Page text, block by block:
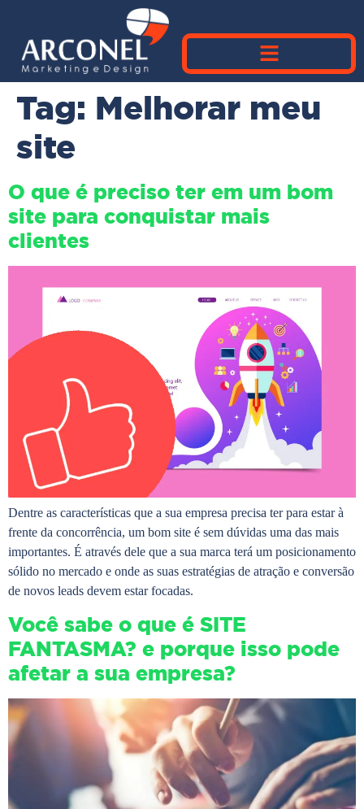
Tag: Melhorar meu
site
O que é preciso ter em um bom
site para conquistar mais
clientes
Dentre as características que a sua empresa precisa ter para estar à
frente da concorrência, um bom site é sem dúvidas uma das mais
importantes. É através dele que a sua marca terá um posicionamento
sólido no mercado e onde as suas estratégias de atração e conversão
de novos leads devem estar focadas.
Você sabe o que é SITE
FANTASMA? e porque isso pode
afetar a sua empresa?